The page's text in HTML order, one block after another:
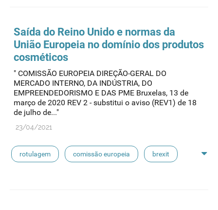
Saída do Reino Unido e normas da
União Europeia no domínio dos produtos
cosméticos
" COMISSÃO EUROPEIA DIREÇÃO-GERAL DO
MERCADO INTERNO, DA INDÚSTRIA, DO
EMPREENDEDORISMO E DAS PME Bruxelas, 13 de
março de 2020 REV 2 - substitui o aviso (REV1) de 18
de julho de..."
23/04/2021
rotulagem comissão europeia brexit